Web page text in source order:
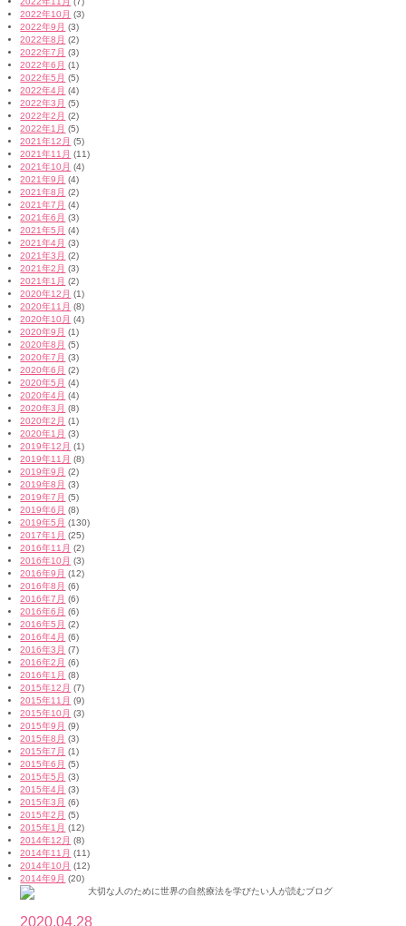
2022年10月 (3)
2022年9月 (3)
2022年8月 (2)
2022年7月 (3)
2022年6月 (1)
2022年5月 (5)
2022年4月 (4)
2022年3月 (5)
2022年2月 (2)
2022年1月 (5)
2021年12月 (5)
2021年11月 (11)
2021年10月 (4)
2021年9月 (4)
2021年8月 (2)
2021年7月 (4)
2021年6月 (3)
2021年5月 (4)
2021年4月 (3)
2021年3月 (2)
2021年2月 (3)
2021年1月 (2)
2020年12月 (1)
2020年11月 (8)
2020年10月 (4)
2020年9月 (1)
2020年8月 (5)
2020年7月 (3)
2020年6月 (2)
2020年5月 (4)
2020年4月 (4)
2020年3月 (8)
2020年2月 (1)
2020年1月 (3)
2019年12月 (1)
2019年11月 (8)
2019年9月 (2)
2019年8月 (3)
2019年7月 (5)
2019年6月 (8)
2019年5月 (130)
2017年1月 (25)
2016年11月 (2)
2016年10月 (3)
2016年9月 (12)
2016年8月 (6)
2016年7月 (6)
2016年6月 (6)
2016年5月 (2)
2016年4月 (6)
2016年3月 (7)
2016年2月 (6)
2016年1月 (8)
2015年12月 (7)
2015年11月 (9)
2015年10月 (3)
2015年9月 (9)
2015年8月 (3)
2015年7月 (1)
2015年6月 (5)
2015年5月 (3)
2015年4月 (3)
2015年3月 (6)
2015年2月 (5)
2015年1月 (12)
2014年12月 (8)
2014年11月 (11)
2014年10月 (12)
2014年9月 (20)
2020.04.28